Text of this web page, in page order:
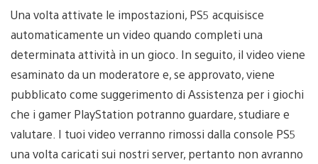
Una volta attivate le impostazioni, PS5 acquisisce
automaticamente un video quando completi una
determinata attività in un gioco. In seguito, il video viene
esaminato da un moderatore e, se approvato, viene
pubblicato come suggerimento di Assistenza per i giochi
che i gamer PlayStation potranno guardare, studiare e
valutare. I tuoi video verranno rimossi dalla console PS5
una volta caricati sui nostri server, pertanto non avranno